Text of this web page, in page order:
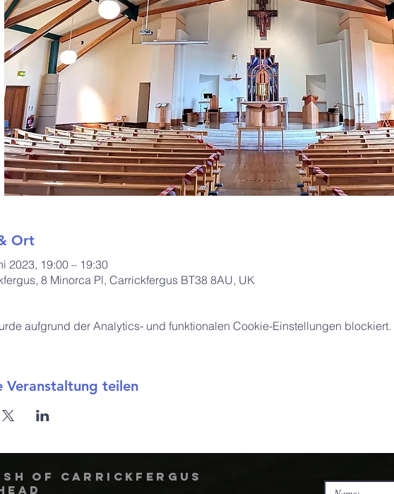
Ort
2023, 19:00 – 19:30
8 Minorca Pl, Carrickfergus BT38 8AU, UK
aufgrund der Analytics- und funktionalen Cookie-Einstellungen blockiert.
Veranstaltung teilen
of Carrickfergus